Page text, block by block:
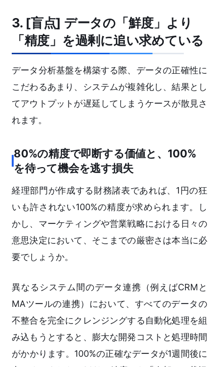
3. [盲点] データの「鮮度」より
「精度」を過剰に追い求めている
データ分析基盤を構築する際、データの正確性に
こだわるあまり、システムが複雑化し、結果とし
てアウトプットが遅延してしまうケースが散見さ
れます。
80%の精度で即断する価値と、100%
を待って機会を逃す損失
経理部門が作成する財務諸表であれば、1円の狂
いも許されない100%の精度が求められます。し
かし、マーケティングや営業戦略における日々の
意思決定において、そこまでの厳密さは本当に必
要でしょうか。
異なるシステム間のデータ連携（例えばCRMと
MAツールの連携）において、すべてのデータの
不整合を完全にクレンジングする自動化処理を組
み込もうとすると、膨大な開発コストと処理時間
がかかります。100%の正確なデータが1週間後に